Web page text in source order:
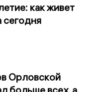
как живет
сегодня
Орловской